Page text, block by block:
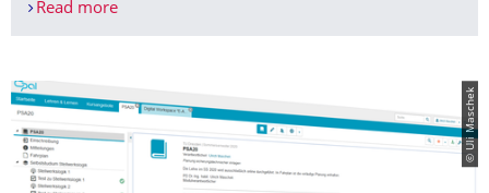
Read moreErfolgreiche Promotion von Herrn Dipl.-Ing. Jan
© Uli Maschek